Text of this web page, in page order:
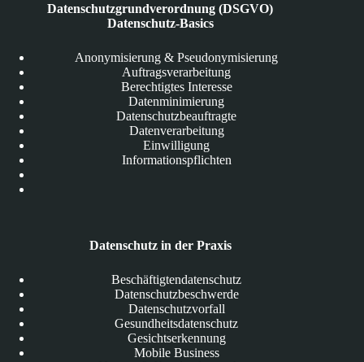
Datenschutzgrundverordnung (DSGVO)
Datenschutz-Basics
Anonymisierung & Pseudonymisierung
Auftragsverarbeitung
Berechtigtes Interesse
Datenminimierung
Datenschutzbeauftragte
Datenverarbeitung
Einwilligung
Informationspflichten
Datenschutz in der Praxis
Beschäftigtendatenschutz
Datenschutzbeschwerde
Datenschutzvorfall
Gesundheitsdatenschutz
Gesichtserkennung
Mobile Business